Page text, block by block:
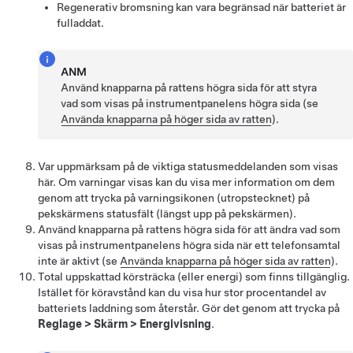
Regenerativ bromsning kan vara begränsad när batteriet är
fulladdat.
ANM
Använd knapparna på rattens högra sida för att styra
vad som visas på instrumentpanelens högra sida (se
Använda knapparna på höger sida av ratten).
Var uppmärksam på de viktiga statusmeddelanden som visas
här. Om varningar visas kan du visa mer information om dem
genom att trycka på varningsikonen (utropstecknet) på
pekskärmens statusfält (längst upp på pekskärmen).
Använd knapparna på rattens högra sida för att ändra vad som
visas på instrumentpanelens högra sida när ett telefonsamtal
inte är aktivt (se Använda knapparna på höger sida av ratten).
Total uppskattad körsträcka (eller energi) som finns tillgänglig.
Istället för köravstånd kan du visa hur stor procentandel av
batteriets laddning som återstår. Gör det genom att trycka på
Reglage > Skärm > Energivisning.